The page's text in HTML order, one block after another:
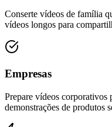
Conserte vídeos de família
vídeos longos para
Empresas
Prepare vídeos corporativos
demonstrações de produtos